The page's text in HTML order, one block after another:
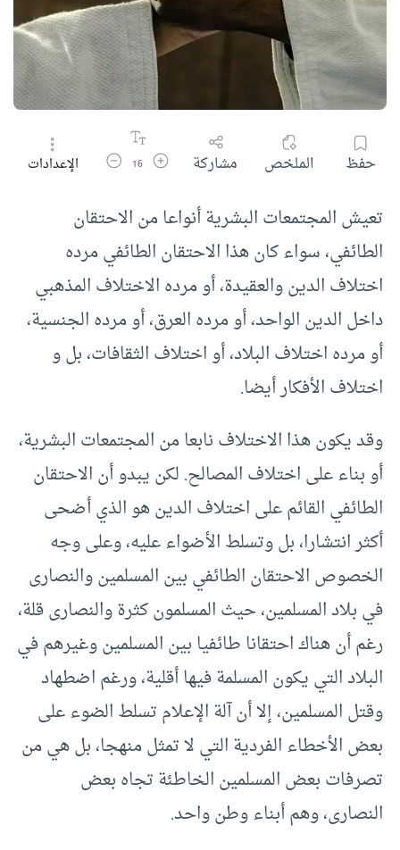
حفظ الملخص مشاركة زيادة حجم الخط
16 تقليل حجم الخط
الإعدادات
تعيش المجتمعات البشرية أنواعا من الاحتقان
الطائفي، سواء كان هذا الاحتقان الطائفي مرده
اختلاف الدين والعقيدة، أو مرده الاختلاف المذهبي
داخل الدين الواحد، أو مرده العرق، أو مرده الجنسية،
أو مرده اختلاف البلاد، أو اختلاف الثقافات، بل و
اختلاف الأفكار أيضا.
وقد يكون هذا الاختلاف نابعا من المجتمعات البشرية،
أو بناء على اختلاف المصالح. لكن يبدو أن الاحتقان
الطائفي القائم على اختلاف الدين هو الذي أضحى
أكثر انتشارا، بل وتسلط الأضواء عليه، وعلى وجه
الخصوص الاحتقان الطائفي بين المسلمين والنصارى
في بلاد المسلمين، حيث المسلمون كثرة والنصارى قلة،
رغم أن هناك احتقانا طائفيا بين المسلمين وغيرهم في
البلاد التي يكون المسلمة فيها أقلية، ورغم اضطهاد
وقتل المسلمين، إلا أن آلة الإعلام تسلط الضوء على
بعض الأخطاء الفردية التي لا تمثل منهجا، بل هي من
تصرفات بعض المسلمين الخاطئة تجاه بعض
النصارى، وهم أبناء وطن واحد.